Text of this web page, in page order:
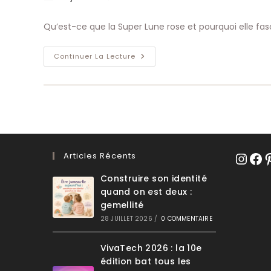
la
publication :
la
Qu’est-ce que la Super Lune rose et pourquoi elle
Continuer La Lecture Qu’est-
Ce
La
Elle
Articles Récents
Construire son identité
quand on est deux :
gemellité
28 JUILLET 2026 / 0 COMMENTAIRE
VivaTech 2026 : la 10e
édition bat tous les